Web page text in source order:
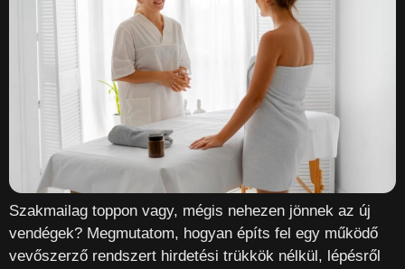
Szakmailag toppon vagy, mégis nehezen jönnek az új
vendégek? Megmutatom, hogyan építs fel egy működő
vevőszerző rendszert hirdetési trükkök nélkül, lépésről